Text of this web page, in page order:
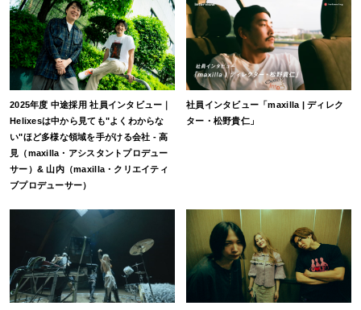
2025年度 中途採用 社員インタビュー｜
Helixesは中から見ても"よくわからな
い"ほど多様な領域を手がける会社 - 高
見（maxilla・アシスタントプロデュー
サー）& 山内（maxilla・クリエイティ
ブプロデューサー）
社員インタビュー「maxilla | ディレク
ター・松野貴仁」